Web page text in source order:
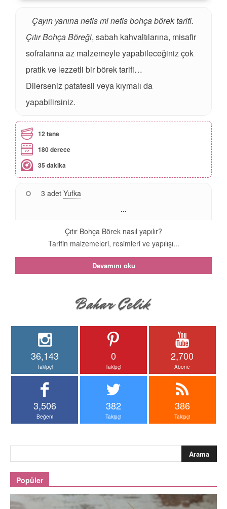
Çayın yanına nefis mi nefis bohça börek tarifi.
Çıtır Bohça Böreği, sabah kahvaltılarına, misafir
sofralarına az malzemeyle yapabileceğiniz çok
pratik ve lezzetli bir börek tarifi…
Dilerseniz patatesli veya kıymalı da
yapabilirsiniz.
12 tane
180 derece
35 dakika
3 adet Yufka
...
Çıtır Bohça Börek nasıl yapılır?
Tarifin malzemeleri, resimleri ve yapılışı...
Devamını oku
36,143
Takipçi
0
Takipçi
2,700
Abone
3,506
Beğeni
382
Takipçi
386
Takipçi
Popüler